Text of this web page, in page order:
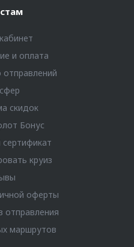
и оплата
скидок
Бонус
круиз
оферты
отправления
маршрутов